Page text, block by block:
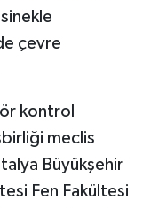
çevre
kontrol
meclis
Büyükşehir
Fen Fakültesi